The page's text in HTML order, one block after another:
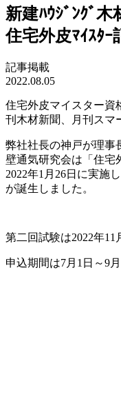
新建ﾊｳｼﾞﾝｸﾞ木
住宅外皮ﾏｲｽﾀｰ
記事掲載
2022.08.05
住宅外皮マイスター資
刊木材新聞、月刊スマ
弊社社長の神戸が理事
壁通気研究会は「住宅
2022年1 月 26日に実施
が誕生しました。
第二回試験は2022年11
申込期間は7月1日～9月